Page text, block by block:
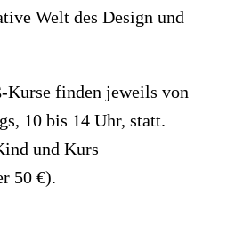
Welt des Design und
Kurse finden jeweils von
10 bis 14 Uhr, statt.
und Kurs
50 €).